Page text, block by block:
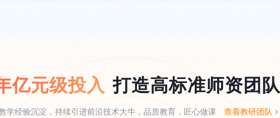
亿元级投入 打造高标准师资团队
学经验沉淀，持续引进前沿技术大牛，品质教育，匠心做课 查看教研团队